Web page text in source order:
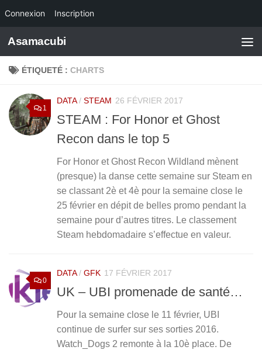
Connexion Inscription
Skip to content
Asamacubi
ÉTIQUETÉ : CHARTS
1
DATA/ STEAM 26 FÉVRIER 2017
STEAM : For Honor et Ghost
Recon dans le top 5
For Honor et Ghost Recon Wildland mènent
(presque) la danse cette semaine sur Steam en
se classant 2è et 4è pour la semaine close le
25 février en dépit de belles promo pendant la
semaine pour d’autres titres. Le classement
Steam hebdomadaire s’effectue en valeur.
0
DATA/ GFK 17 FÉVRIER 2017
UK – UBI promenade de santé…
Pour la semaine close le 11 février, UBI
continue de surfer sur ses sorties 2016.
Watch_Dogs 2 remonte à la 10è place. De